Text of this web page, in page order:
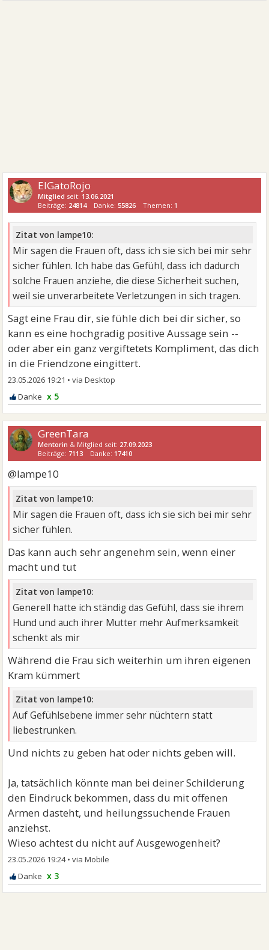
ElGatoRojo
Mitglied seit: 13.06.2021
Beiträge: 24814 Danke: 55826 Themen: 1
Zitat von lampe10:
Mir sagen die Frauen oft, dass ich sie sich bei mir sehr
sicher fühlen. Ich habe das Gefühl, dass ich dadurch
solche Frauen anziehe, die diese Sicherheit suchen,
weil sie unverarbeitete Verletzungen in sich tragen.
Sagt eine Frau dir, sie fühle dich bei dir sicher, so
kann es eine hochgradig positive Aussage sein --
oder aber ein ganz vergiftetets Kompliment, das dich
in die Friendzone eingittert.
23.05.2026 19:21 •
x 5
GreenTara
Mentorin & Mitglied seit: 27.09.2023
Beiträge: 7113 Danke: 17410
@lampe10
Zitat von lampe10:
Mir sagen die Frauen oft, dass ich sie sich bei mir sehr
sicher fühlen.
Das kann auch sehr angenehm sein, wenn einer
macht und tut
Zitat von lampe10:
Generell hatte ich ständig das Gefühl, dass sie ihrem
Hund und auch ihrer Mutter mehr Aufmerksamkeit
schenkt als mir
Während die Frau sich weiterhin um ihren eigenen
Kram kümmert
Zitat von lampe10:
Auf Gefühlsebene immer sehr nüchtern statt
liebestrunken.
Und nichts zu geben hat oder nichts geben will.
Ja, tatsächlich könnte man bei deiner Schilderung
den Eindruck bekommen, dass du mit offenen
Armen dasteht, und heilungssuchende Frauen
anziehst.
Wieso achtest du nicht auf Ausgewogenheit?
23.05.2026 19:24•
x 3